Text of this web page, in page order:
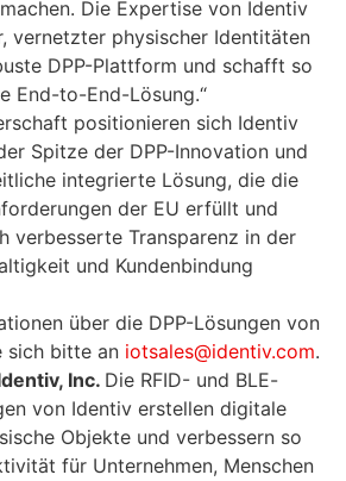
Die Expertise von Identiv
vernetzter physischer Identitäten
DPP-Plattform und schafft so
End-to-End-Lösung.“
positionieren sich Identiv
Spitze der DPP-Innovation und
integrierte Lösung, die die
der EU erfüllt und
verbesserte Transparenz in der
und Kundenbindung
über die DPP-Lösungen von
sich bitte an iotsales@identiv.com.
Inc. Die RFID- und BLE-
von Identiv erstellen digitale
Objekte und verbessern so
für Unternehmen, Menschen